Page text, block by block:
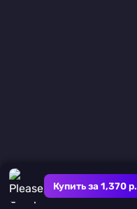
Купить за 1,370 р.